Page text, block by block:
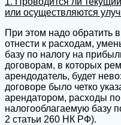
или осуществляются
При этом надо обратить
отнести к расходам,
базу по налогу на
договорам, в которых
арендодатель, будет
договоре было четко
арендатором, расходы
налогооблагаемую базу
2 статьи 260 НК РФ).